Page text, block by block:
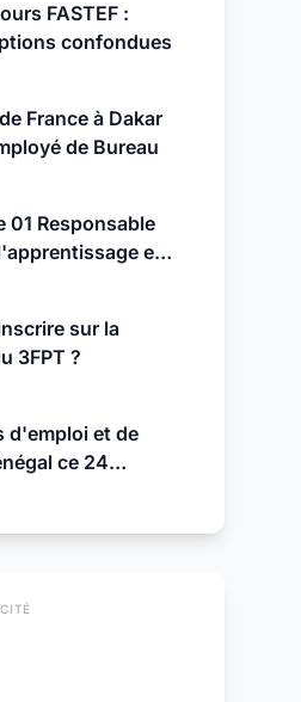
FASTEF :
confondues
France à Dakar
de Bureau
01 Responsable
et
sur la
3FPT ?
d'emploi et de
ce 24